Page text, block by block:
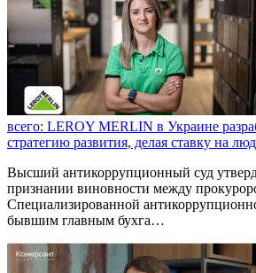
всего: LEROY MERLIN в Украине
стратегию развития, делая ставку на
Высший антикоррупционный суд
признании виновности между
Специализированной
бывшим главным бухга…